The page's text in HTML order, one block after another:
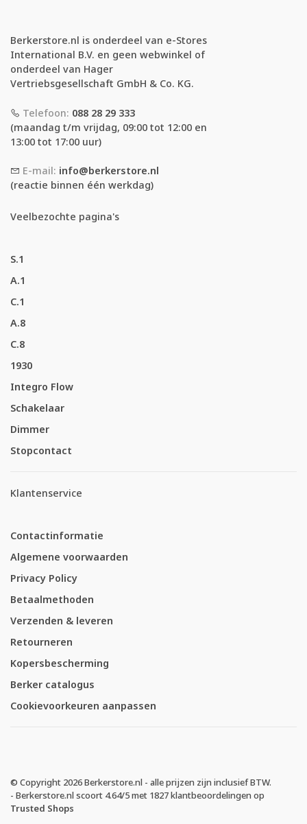
Berkerstore.nl is onderdeel van e-Stores
International B.V. en geen webwinkel of
onderdeel van Hager
Vertriebsgesellschaft GmbH & Co. KG.
Telefoon: 088 28 29 333
(maandag t/m vrijdag, 09:00 tot 12:00 en
13:00 tot 17:00 uur)
E-mail: info@berkerstore.nl
(reactie binnen één werkdag)
Veelbezochte pagina's
S.1
A.1
C.1
A.8
C.8
1930
Integro Flow
Schakelaar
Dimmer
Stopcontact
Klantenservice
Contactinformatie
Algemene voorwaarden
Privacy Policy
Betaalmethoden
Verzenden & leveren
Retourneren
Kopersbescherming
Berker catalogus
Cookievoorkeuren aanpassen
© Copyright 2026 Berkerstore.nl - alle prijzen zijn inclusief BTW.
- Berkerstore.nl scoort 4.64/5met 1827klantbeoordelingen op
Trusted Shops